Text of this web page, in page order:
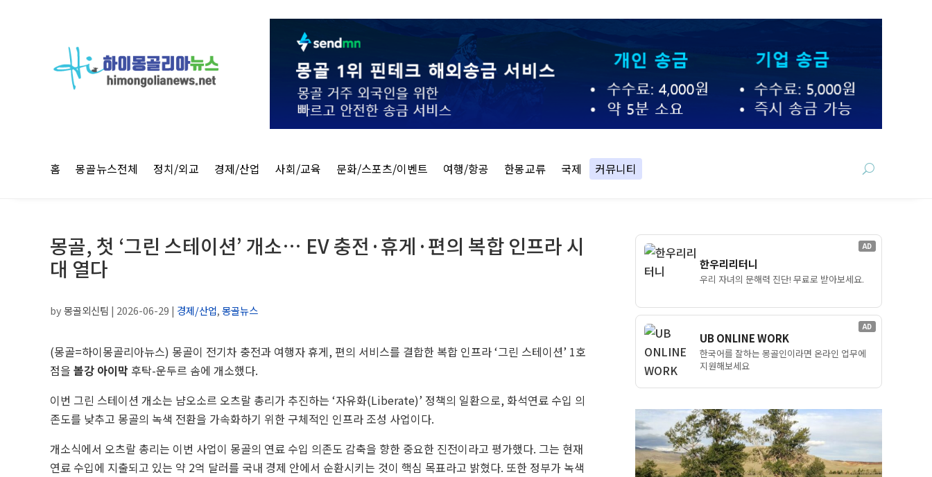
홈 몽골뉴스전체 정치/외교 경제/산업 사회/교육 문화/스포츠/이벤트 여행/항공 한몽교류 국제 커뮤니티
몽골, 첫 ‘그린 스테이션’ 개소… EV 충전·휴게·편의 복합 인프라 시
대 열다
by몽골외신팀 | 2026-06-29 | 경제/산업,몽골뉴스
(몽골=하이몽골리아뉴스) 몽골이 전기차 충전과 여행자 휴게, 편의 서비스를 결합한 복합 인프라 ‘그린 스테이션’ 1호
점을 볼강 아이막 후탁-운두르 솜에 개소했다.
이번 그린 스테이션 개소는 냠오소르 오츠랄 총리가 추진하는 ‘자유화(Liberate)’ 정책의 일환으로, 화석연료 수입 의
존도를 낮추고 몽골의 녹색 전환을 가속화하기 위한 구체적인 인프라 조성 사업이다.
개소식에서 오츠랄 총리는 이번 사업이 몽골의 연료 수입 의존도 감축을 향한 중요한 진전이라고 평가했다. 그는 현재
연료 수입에 지출되고 있는 약 2억 달러를 국내 경제 안에서 순환시키는 것이 핵심 목표라고 밝혔다. 또한 정부가 녹색
AD
한우리리터니
우리 자녀의 문해력 진단! 무료로 받아보세요.
AD
UB ONLINE WORK
한국어를 잘하는 몽골인이라면 온라인 업무에
지원해보세요